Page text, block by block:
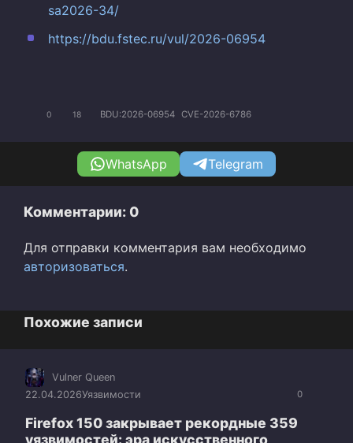
sa2026-34/
https://bdu.fstec.ru/vul/2026-06954
0 18 BDU:2026-06954 CVE-2026-6786
WhatsApp Telegram
Комментарии: 0
Для отправки комментария вам необходимо
авторизоваться.
Похожие записи
0
Vulner Queen
22.04.2026Уязвимости
Firefox 150 закрывает рекордные 359